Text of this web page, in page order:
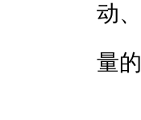
动
量